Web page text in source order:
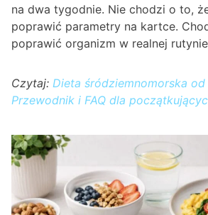
na dwa tygodnie. Nie chodzi o to,
poprawić parametry na kartce.
poprawić organizm w realnej
Czytaj: Dieta śródziemnomorska od
Przewodnik i FAQ dla